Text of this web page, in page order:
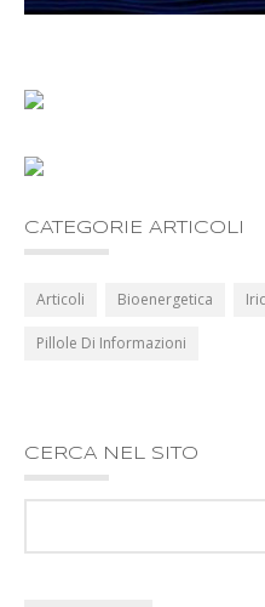
CATEGORIE ARTICOLI
Articoli Bioenergetica
Pillole Di Informazioni
CERCA NEL SITO